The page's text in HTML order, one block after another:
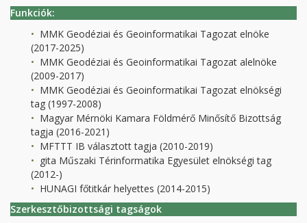
Funkciók:
MMK Geodéziai és Geoinformatikai Tagozat elnöke
(2017-2025)
MMK Geodéziai és Geoinformatikai Tagozat alelnöke
(2009-2017)
MMK Geodéziai és Geoinformatikai Tagozat elnökségi
tag (1997-2008)
Magyar Mérnöki Kamara Földmérő Minősítő Bizottság
tagja (2016-2021)
MFTTT IB választott tagja (2010-2019)
gita Műszaki Térinformatika Egyesület elnökségi tag
(2012-)
HUNAGI főtitkár helyettes (2014-2015)
Szerkesztőbizottsági tagságok